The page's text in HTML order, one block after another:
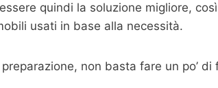
quindi la soluzione migliore,
usati in base alla necessità.
non basta fare un po’ di